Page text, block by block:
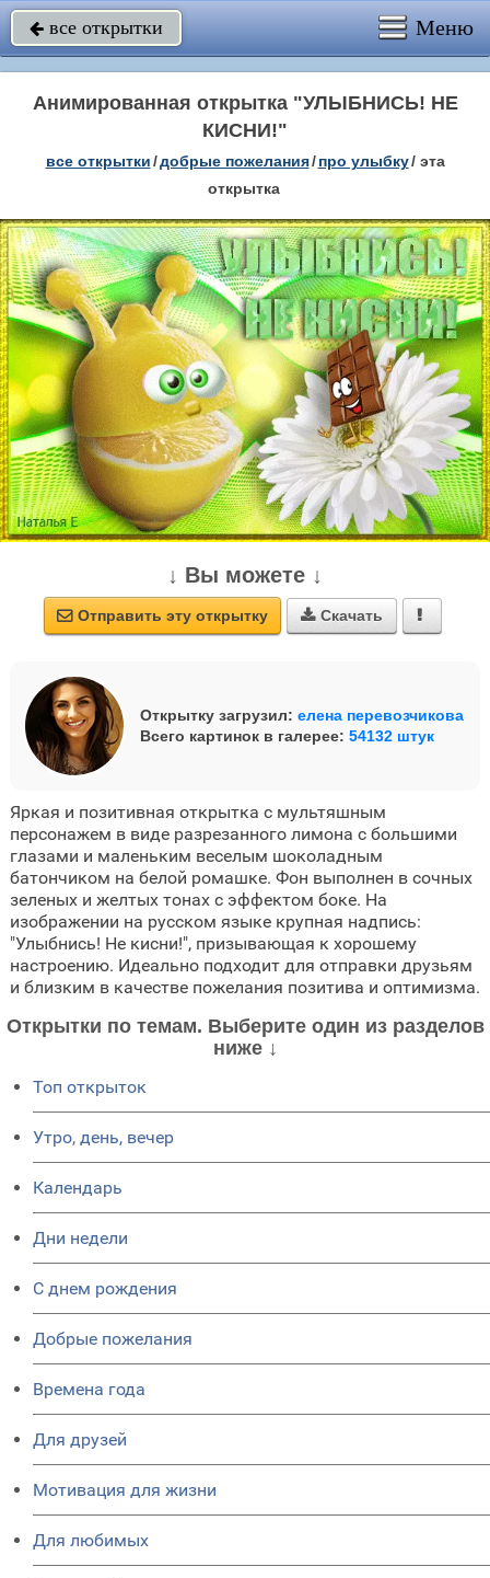
 все открытки Меню
Анимированная открытка "УЛЫБНИСЬ! НЕ
КИСНИ!"
все открытки/добрые пожелания/ про улыбку/ эта
открытка
↓ Вы можете ↓
 Отправить эту открытку  Скачать 
Открытку загрузил: елена перевозчикова
Всего картинок в галерее: 54132 штук
Яркая и позитивная открытка с мультяшным
персонажем в виде разрезанного лимона с большими
глазами и маленьким веселым шоколадным
батончиком на белой ромашке. Фон выполнен в сочных
зеленых и желтых тонах с эффектом боке. На
изображении на русском языке крупная надпись:
"Улыбнись! Не кисни!", призывающая к хорошему
настроению. Идеально подходит для отправки друзьям
и близким в качестве пожелания позитива и оптимизма.
Открытки по темам. Выберите один из разделов
ниже ↓
Топ открыток
Утро, день, вечер
Календарь
Дни недели
C днем рождения
Добрые пожелания
Времена года
Для друзей
Мотивация для жизни
Для любимых